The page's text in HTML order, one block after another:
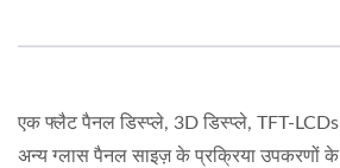
एक फ्लैट पैनल डिस्प्ले, 3D डिस्प्ले, TFT-
अन्य ग्लास पैनल साइज़ के प्रक्रिया उपकरणों के